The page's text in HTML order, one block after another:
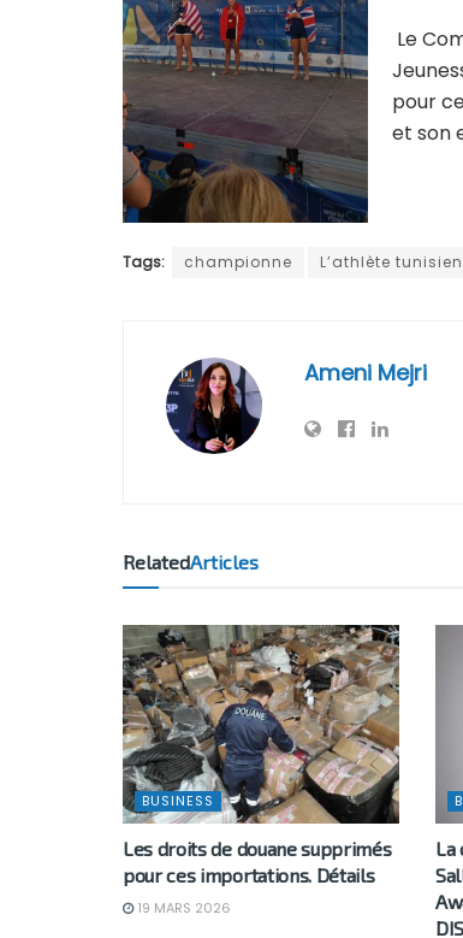
Le
pour
et son
Tags: championne L’athlète
Ameni Mejri
RelatedArticles
BUSINESS
Les droits de douane supprimés
pour ces importations. Détails
19 MARS 2026
La